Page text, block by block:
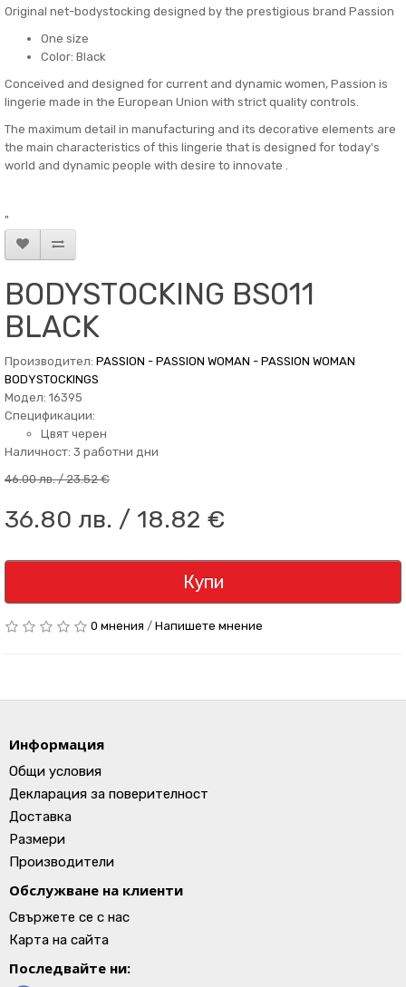
Original net-bodystocking designed by the prestigious brand Passion
One size
Color: Black
Conceived and designed for current and dynamic women, Passion is
lingerie made in the European Union with strict quality controls.
The maximum detail in manufacturing and its decorative elements are
the main characteristics of this lingerie that is designed for today's
world and dynamic people with desire to innovate .
"
BODYSTOCKING BS011
BLACK
Производител: PASSION - PASSION WOMAN - PASSION WOMAN
BODYSTOCKINGS
Модел: 16395
Спецификации:
Цвят черен
Наличност: 3 работни дни
46.00 лв. / 23.52 €
36.80 лв. / 18.82 €
Купи
0 мнения / Напишете мнение
Информация
Общи условия
Декларация за поверителност
Доставка
Размери
Производители
Обслужване на клиенти
Свържете се с нас
Карта на сайта
Последвайте ни: